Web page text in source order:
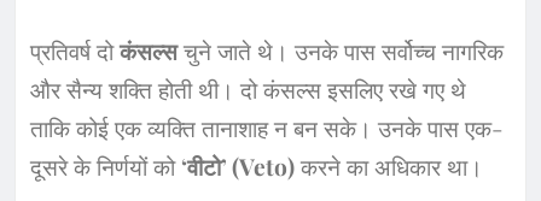
​प्रतिवर्ष दोकंसल्सचुने जाते थे। उनके पास सर्वोच्च नागरिक
और सैन्य शक्ति होती थी। दो कंसल्स इसलिए रखे गए थे
ताकि कोई एक व्यक्ति तानाशाह न बन सके। उनके पास एक-
दूसरे के निर्णयों को‘वीटो’ (Veto)करने का अधिकार था।